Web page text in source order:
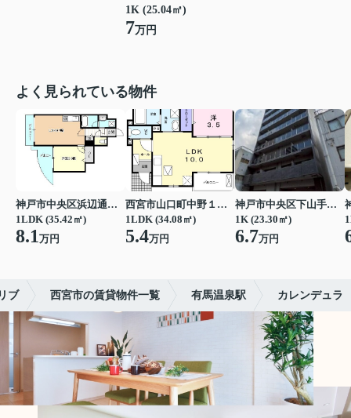
1K (25.04㎡)
7万円
よく見られている物件
神戸市中央区浜辺通３丁目
1LDK (35.42㎡)
8.1万円
西宮市山口町中野１丁目
1LDK (34.08㎡)
5.4万円
神戸市中央区下山手通７丁目
1K (23.30㎡)
6.7万円
ブ 西宮市の賃貸物件一覧 有馬温泉駅 カレンデュラ